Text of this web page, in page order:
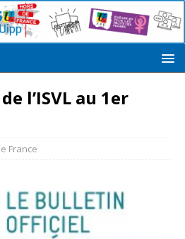
l’ISVL au 1er
France